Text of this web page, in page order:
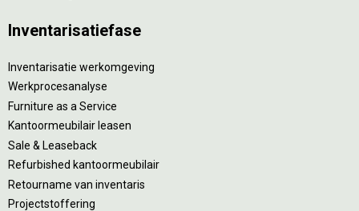
Inventarisatiefase
Inventarisatie werkomgeving
Werkprocesanalyse
Furniture as a Service
Kantoormeubilair leasen
Sale & Leaseback
Refurbished kantoormeubilair
Retourname van inventaris
Projectstoffering